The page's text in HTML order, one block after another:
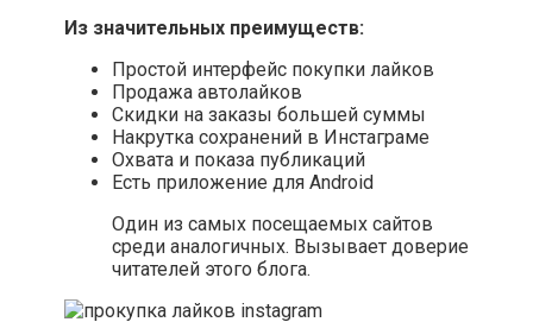
Из значительных преимуществ:
Простой интерфейс покупки лайков
Продажа автолайков
Скидки на заказы большей суммы
Накрутка сохранений в Инстаграме
Охвата и показа публикаций
Есть приложение для Android
Один из самых посещаемых сайтов
среди аналогичных. Вызывает доверие
читателей этого блога.